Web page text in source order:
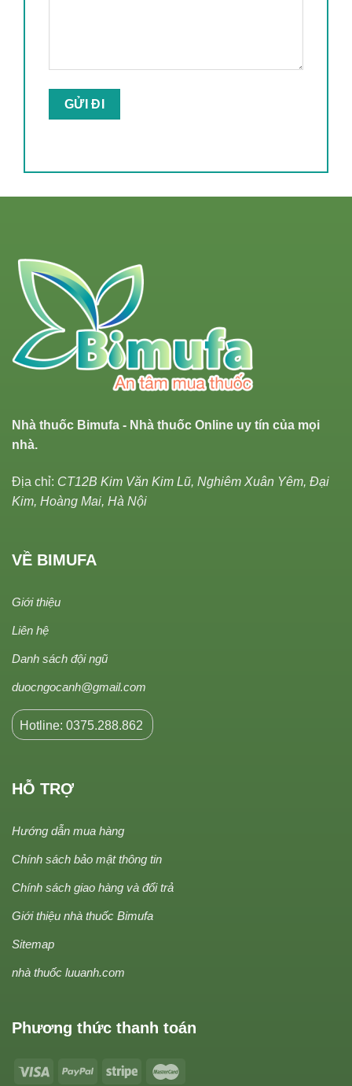
Nhà thuốc Bimufa - Nhà thuốc Online uy tín của mọi
nhà.
Địa chỉ: CT12B Kim Văn Kim Lũ, Nghiêm Xuân Yêm, Đại
Kim, Hoàng Mai, Hà Nội
VỀ BIMUFA
Giới thiệu
Liên hệ
Danh sách đội ngũ
duocngocanh@gmail.com
Hotline: 0375.288.862
HỖ TRỢ
Hướng dẫn mua hàng
Chính sách bảo mật thông tin
Chính sách giao hàng và đổi trả
Giới thiệu nhà thuốc Bimufa
Sitemap
nhà thuốc luuanh.com
Phương thức thanh toán